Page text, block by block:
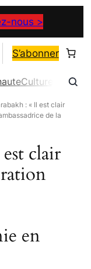
nous >
S’abonner
Culture
: « Il est clair
de la
clair
en